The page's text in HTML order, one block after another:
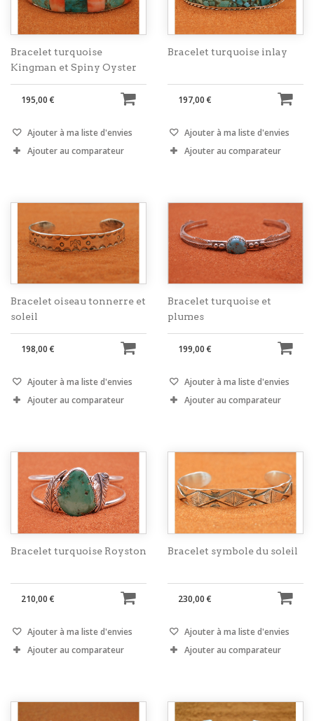
Bracelet turquoise
Kingman et Spiny Oyster
195,00 €
Ajouter à ma liste d'envies
Ajouter au comparateur
Bracelet turquoise inlay
197,00 €
Ajouter à ma liste d'envies
Ajouter au comparateur
Bracelet oiseau tonnerre et
soleil
198,00 €
Ajouter à ma liste d'envies
Ajouter au comparateur
Bracelet turquoise et
plumes
199,00 €
Ajouter à ma liste d'envies
Ajouter au comparateur
Bracelet turquoise Royston
210,00 €
Ajouter à ma liste d'envies
Ajouter au comparateur
Bracelet symbole du soleil
230,00 €
Ajouter à ma liste d'envies
Ajouter au comparateur